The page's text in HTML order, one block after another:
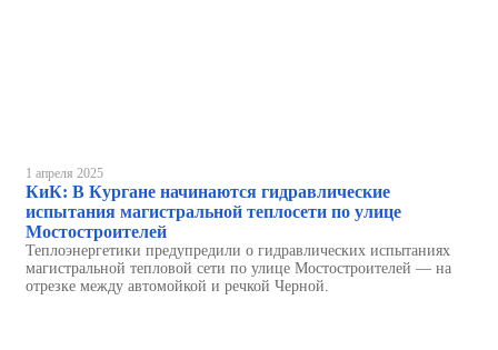
1 апреля 2025
КиК: В Кургане начинаются гидравлические
испытания магистральной теплосети по улице
Мостостроителей
Теплоэнергетики предупредили о гидравлических испытаниях
магистральной тепловой сети по улице Мостостроителей — на
отрезке между автомойкой и речкой Черной.